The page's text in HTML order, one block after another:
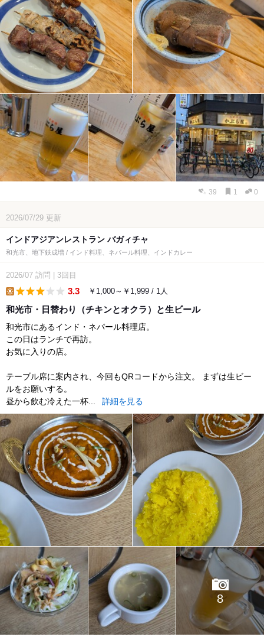
39 1 0
2026/07/29 更新
インドアジアンレストラン バガィチャ
和光市、地下鉄成増 / インド料理、ネパール料理、インドカレー
2026/07 訪問 3回目
3.3 ￥1,000～￥1,999 / 1人
和光市・日替わり（チキンとオクラ）と生ビール
和光市にあるインド・ネパール料理店。
この日はランチで再訪。
お気に入りの店。
テーブル席に案内され、今回もQRコードから注文。 まずは生ビー
ルをお願いする。
昼から飲む冷えた一杯...
詳細を見る
8